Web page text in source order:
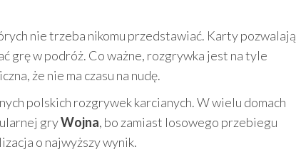
nie trzeba nikomu przedstawiać. Karty pozwalają
grę w podróż. Co ważne, rozgrywka jest na tyle
że nie ma czasu na nudę.
polskich rozgrywek karcianych. W wielu domach
gryWojna, bo zamiast losowego przebiegu
o najwyższy wynik.